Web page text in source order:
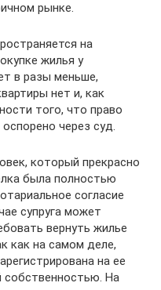
рынке.
на
жилья у
в разы меньше,
нет и, как
того, что право
через суд.
который прекрасно
была полностью
согласие
супруга может
вернуть жилье
как на самом деле,
на ее
собственностью. На